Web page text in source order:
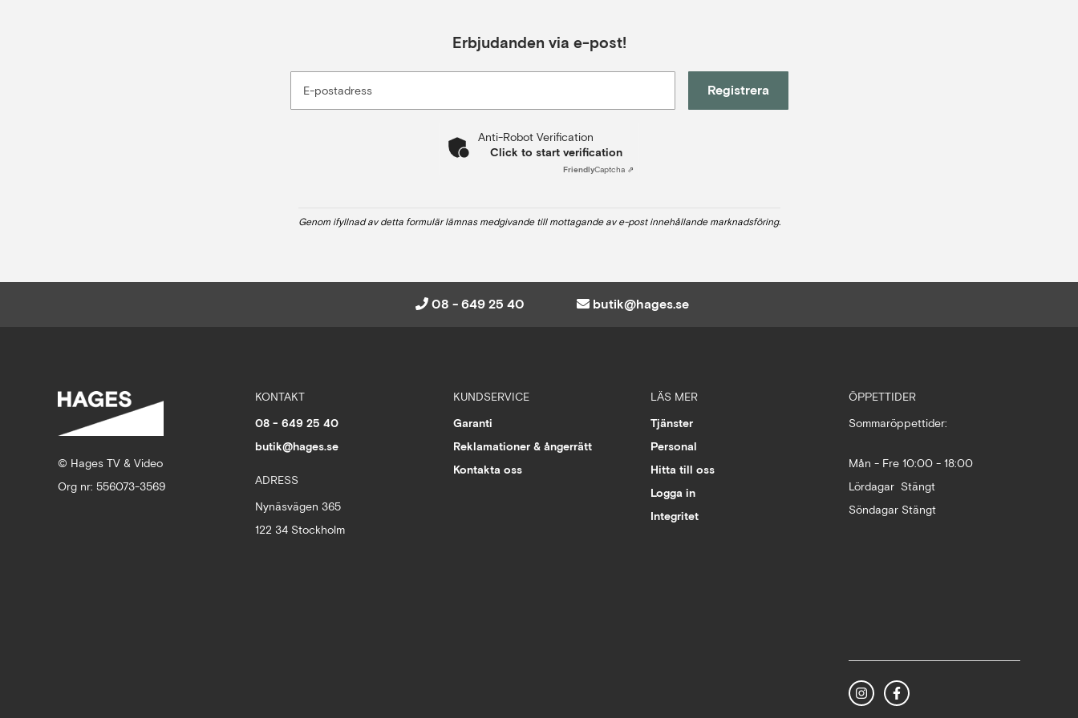
Erbjudanden via e-post!
E-postadress Registrera
Anti-Robot Verification
Click to start verification
FriendlyCaptcha ⇗
Genom ifyllnad av detta formulär lämnas medgivande till mottagande av e-post innehållande marknadsföring.
08 - 649 25 40 butik@hages.se
© Hages TV & Video
Org nr: 556073-3569
KONTAKT
08 - 649 25 40
butik@hages.se
ADRESS
Nynäsvägen 365
122 34 Stockholm
KUNDSERVICE
Garanti
Reklamationer & ångerrätt
Kontakta oss
LÄS MER
Tjänster
Personal
Hitta till oss
Logga in
Integritet
ÖPPETTIDER
Sommaröppettider:
Mån - Fre 10:00 - 18:00
Lördagar Stängt
Söndagar Stängt